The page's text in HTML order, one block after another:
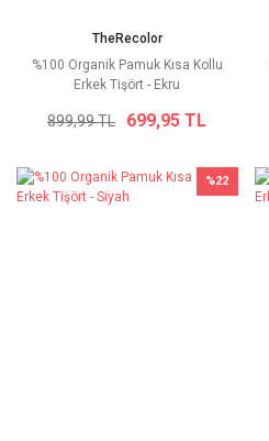
TheRecolor
%100 Organik Pamuk Kısa Kollu
Erkek Tişört - Ekru
899,99 TL 699,95 TL
%22